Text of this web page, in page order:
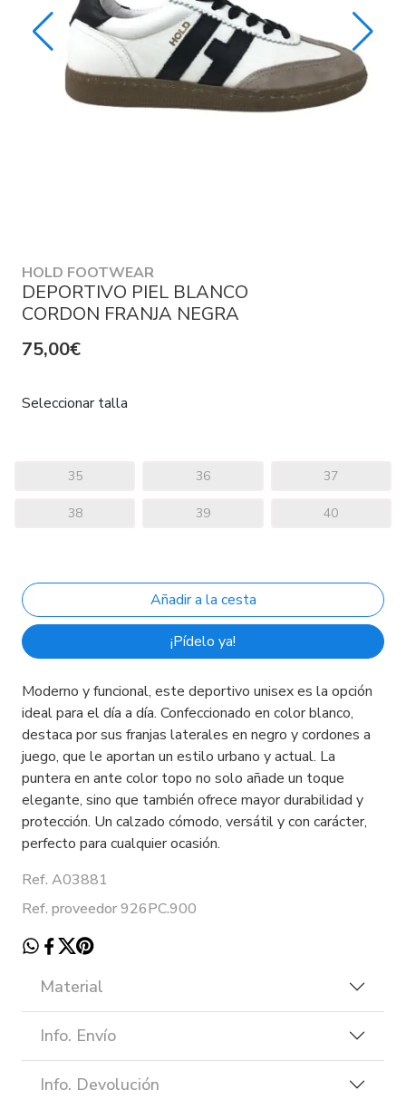
HOLD FOOTWEAR
DEPORTIVO PIEL BLANCO
CORDON FRANJA NEGRA
75,00€
Seleccionar talla
35 36 37
38 39 40
¡Pídelo ya!
Moderno y funcional, este deportivo unisex es la opción
ideal para el día a día. Confeccionado en color blanco,
destaca por sus franjas laterales en negro y cordones a
juego, que le aportan un estilo urbano y actual. La
puntera en ante color topo no solo añade un toque
elegante, sino que también ofrece mayor durabilidad y
protección. Un calzado cómodo, versátil y con carácter,
perfecto para cualquier ocasión.
Ref. A03881
Ref. proveedor 926PC.900
Material
Info. Envío
Info. Devolución